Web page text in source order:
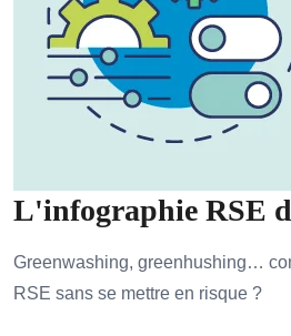
L'infographie RSE
Greenwashing, greenhushing…
RSE sans se mettre en risque ?